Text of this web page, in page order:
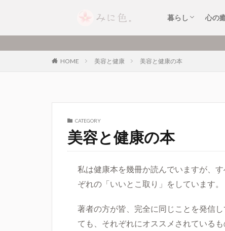
暮らし 心の
HOME 美容と健康 美容と健康の本
CATEGORY
美容と健康の本
私は健康本を幾冊か読んでいますが、
ぞれの「いいとこ取り」をしています。
著者の方が皆、完全に同じことを発信
ても、それぞれにオススメされている